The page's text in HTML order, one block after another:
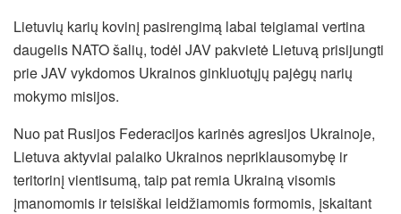
Lietuvių karių kovinį pasirengimą labai teigiamai vertina
daugelis NATO šalių, todėl JAV pakvietė Lietuvą prisijungti
prie JAV vykdomos Ukrainos ginkluotųjų pajėgų narių
mokymo misijos.
Nuo pat Rusijos Federacijos karinės agresijos Ukrainoje,
Lietuva aktyviai palaiko Ukrainos nepriklausomybę ir
teritorinį vientisumą, taip pat remia Ukrainą visomis
įmanomomis ir teisiškai leidžiamomis formomis, įskaitant